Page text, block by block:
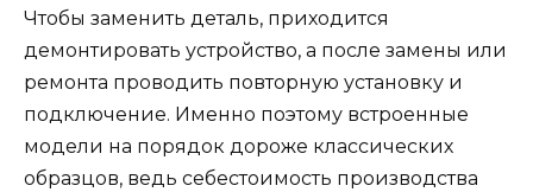
Чтобы заменить деталь, приходится
демонтировать устройство, а после замены или
ремонта проводить повторную установку и
подключение. Именно поэтому встроенные
модели на порядок дороже классических
образцов, ведь себестоимость производства